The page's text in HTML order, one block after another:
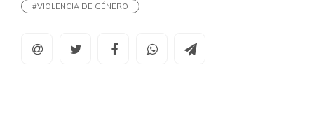
#VIOLENCIA DE GÉNERO